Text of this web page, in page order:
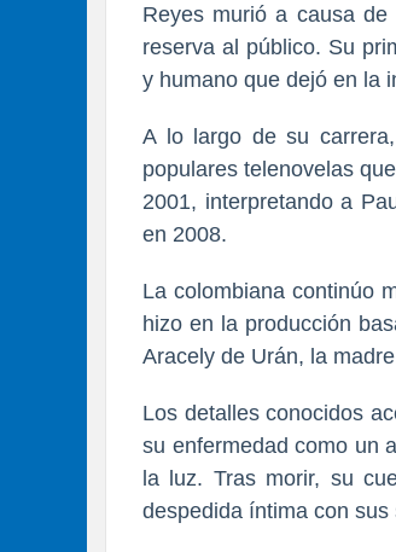
Reyes murió a causa
reserva al público. Su
y humano que dejó en la
A lo largo de su
populares telenovelas
2001, interpretando a
en 2008.
La colombiana continúo
hizo en la producción
Aracely de Urán, la
Los detalles conocidos
su enfermedad como un
la luz. Tras morir, su
despedida íntima con sus